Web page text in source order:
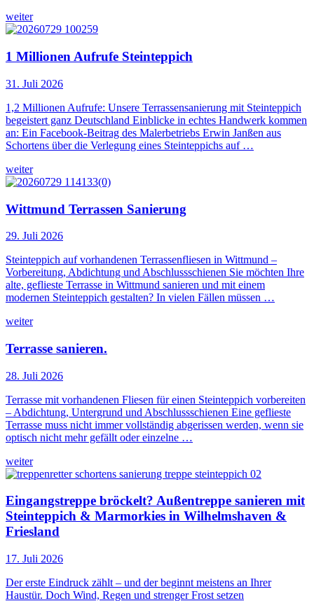
weiter
1 Millionen Aufrufe Steinteppich
31. Juli 2026
1,2 Millionen Aufrufe: Unsere Terrassensanierung mit Steinteppich
begeistert ganz Deutschland Einblicke in echtes Handwerk kommen
an: Ein Facebook-Beitrag des Malerbetriebs Erwin Janßen aus
Schortens über die Verlegung eines Steinteppichs auf …
weiter
Wittmund Terrassen Sanierung
29. Juli 2026
Steinteppich auf vorhandenen Terrassenfliesen in Wittmund –
Vorbereitung, Abdichtung und Abschlussschienen Sie möchten Ihre
alte, geflieste Terrasse in Wittmund sanieren und mit einem
modernen Steinteppich gestalten? In vielen Fällen müssen …
weiter
Terrasse sanieren.
28. Juli 2026
Terrasse mit vorhandenen Fliesen für einen Steinteppich vorbereiten
– Abdichtung, Untergrund und Abschlussschienen Eine geflieste
Terrasse muss nicht immer vollständig abgerissen werden, wenn sie
optisch nicht mehr gefällt oder einzelne …
weiter
Eingangstreppe bröckelt? Außentreppe sanieren mit
Steinteppich & Marmorkies in Wilhelmshaven &
Friesland
17. Juli 2026
Der erste Eindruck zählt – und der beginnt meistens an Ihrer
Haustür. Doch Wind, Regen und strenger Frost setzen